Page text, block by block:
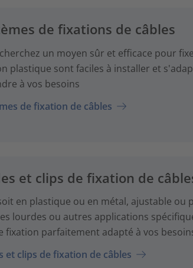
de fixations de câbles
un moyen sûr et efficace pour
plastique sont faciles à installer et
à vos besoins
de fixation de câbles
et clips de fixation de
en plastique ou en métal, ajustable
lourdes ou autres applications
fixation parfaitement adapté à vos
et clips de fixation de câbles